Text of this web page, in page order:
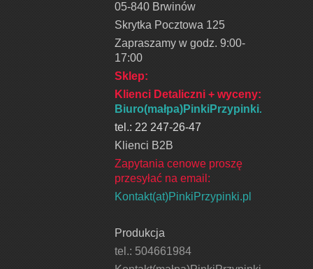
05-840 Brwinów
Skrytka Pocztowa 125
Zapraszamy w godz. 9:00-
17:00
Sklep:
Klienci Detaliczni + wyceny:
Biuro(małpa)PinkiPrzypinki.pl
tel.: 22 247-26-47
Klienci B2B
Zapytania cenowe proszę
przesyłać na email:
Kontakt(at)PinkiPrzypinki.pl
Produkcja
tel.: 504661984